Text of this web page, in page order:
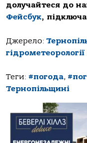
долучайтеся до
Фейсбук,
Джерело:
гідрометеорології
Теги: #погода,
Тернопільщині